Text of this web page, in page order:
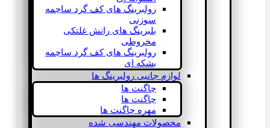
رولبرینگ های کف گرد ساچمه
سوزنی
بلبرینگ های رانش غلتکی
مخروطی
رولبرینگ های کف گرد ساچمه
بشکه ای
لوازم جانبی رولبرینگ ها
چاگنت ها
چاگنت ها
مهره چاگنت ها
محصولات مهندسی شده